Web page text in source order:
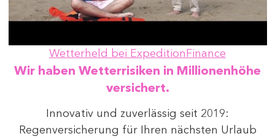
Wetterheld bei ExpeditionFinance
Wir haben Wetterrisiken in Millionenhöhe
versichert.
Innovativ und zuverlässig seit 2019:
Regenversicherung für Ihren nächsten Urlaub